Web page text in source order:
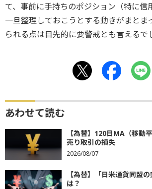
て、事前に手持ちのポジション（特に信
一旦整理しておこうとする動きがまとま
られる点は目先的に要警戒とも言えるで
あわせて読む
【為替】120日MA（移動
売り取引の損失
2026/08/07
【為替】「日米通貨同盟
は？